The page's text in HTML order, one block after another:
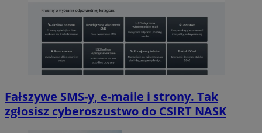
Fałszywe SMS-y, e-maile i strony. Tak
zgłosisz cyberoszustwo do CSIRT NASK